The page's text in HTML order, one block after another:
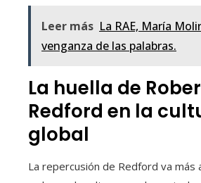
Leer más La RAE, María
venganza de las palabras.
La huella de
Redford en la
global
La repercusión de Redford va más